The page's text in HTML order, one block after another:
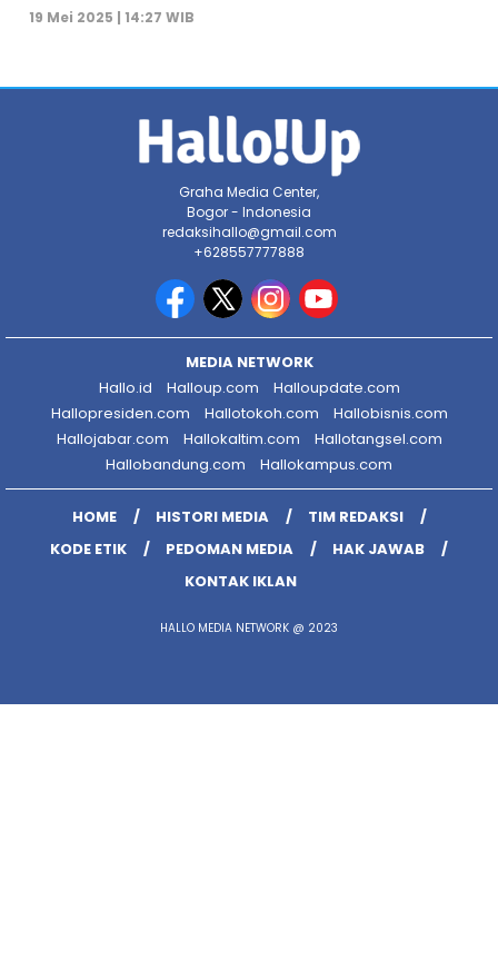
19 Mei 2025 | 14:27 WIB
Graha Media Center,
Bogor - Indonesia
redaksihallo@gmail.com
+628557777888
MEDIA NETWORK
Hallo.id
Halloup.com
Halloupdate.com
Hallopresiden.com
Hallotokoh.com
Hallobisnis.com
Hallojabar.com
Hallokaltim.com
Hallotangsel.com
Hallobandung.com
Hallokampus.com
HOME HISTORI MEDIA
TIM REDAKSI
KODE ETIK
PEDOMAN MEDIA
HAK JAWAB
KONTAK IKLAN
HALLO MEDIA NETWORK @ 2023